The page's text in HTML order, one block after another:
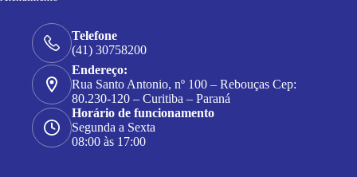
Telefone
(41) 30758200
Endereço:
Rua Santo Antonio, nº 100 – Rebouças Cep:
80.230-120 – Curitiba – Paraná
Horário de funcionamento
Segunda a Sexta
08:00 às 17:00